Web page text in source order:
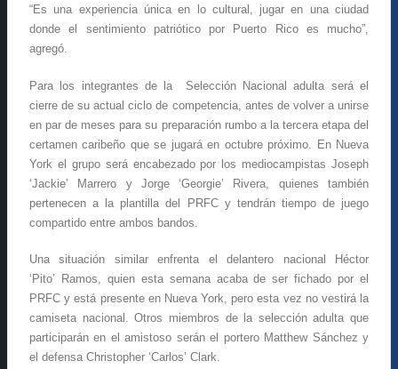
“Es una experiencia única en lo cultural, jugar en una ciudad
donde el sentimiento patriótico por Puerto Rico es mucho”,
agregó.
Para los integrantes de la Selección Nacional adulta será el
cierre de su actual ciclo de competencia, antes de volver a unirse
en par de meses para su preparación rumbo a la tercera etapa del
certamen caribeño que se jugará en octubre próximo. En Nueva
York el grupo será encabezado por los mediocampistas Joseph
‘Jackie’ Marrero y Jorge ‘Georgie’ Rivera, quienes también
pertenecen a la plantilla del PRFC y tendrán tiempo de juego
compartido entre ambos bandos.
Una situación similar enfrenta el delantero nacional Héctor
‘Pito’ Ramos, quien esta semana acaba de ser fichado por el
PRFC y está presente en Nueva York, pero esta vez no vestirá la
camiseta nacional. Otros miembros de la selección adulta que
participarán en el amistoso serán el portero Matthew Sánchez y
el defensa Christopher ‘Carlos’ Clark.